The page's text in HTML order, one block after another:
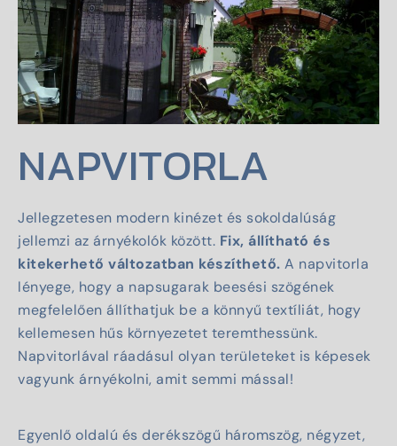
NAPVITORLA
Jellegzetesen modern kinézet és sokoldalúság
jellemzi az árnyékolók között. Fix, állítható és
kitekerhető változatban készíthető. A napvitorla
lényege, hogy a napsugarak beesési szögének
megfelelően állíthatjuk be a könnyű textíliát, hogy
kellemesen hűs környezetet teremthessünk.
Napvitorlával ráadásul olyan területeket is képesek
vagyunk árnyékolni, amit semmi mással!
Egyenlő oldalú és derékszögű háromszög, négyzet,